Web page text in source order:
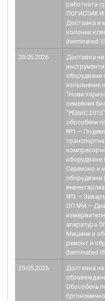
работната
ЛОГИСТИК И
Доставка и
колонни
(terminated
29.05.2026
Доставка на
инструменти
оборудване
изпълнение
"Нови
семейния
"РЕВИС
обособени
№1 —
транспортна
Сервизно и
оборудване
инвентар/
№3 —
ОП №4 —
апаратура
Машини и
ремонт и
(terminated
29.05.2026
Доставка на
Обособена